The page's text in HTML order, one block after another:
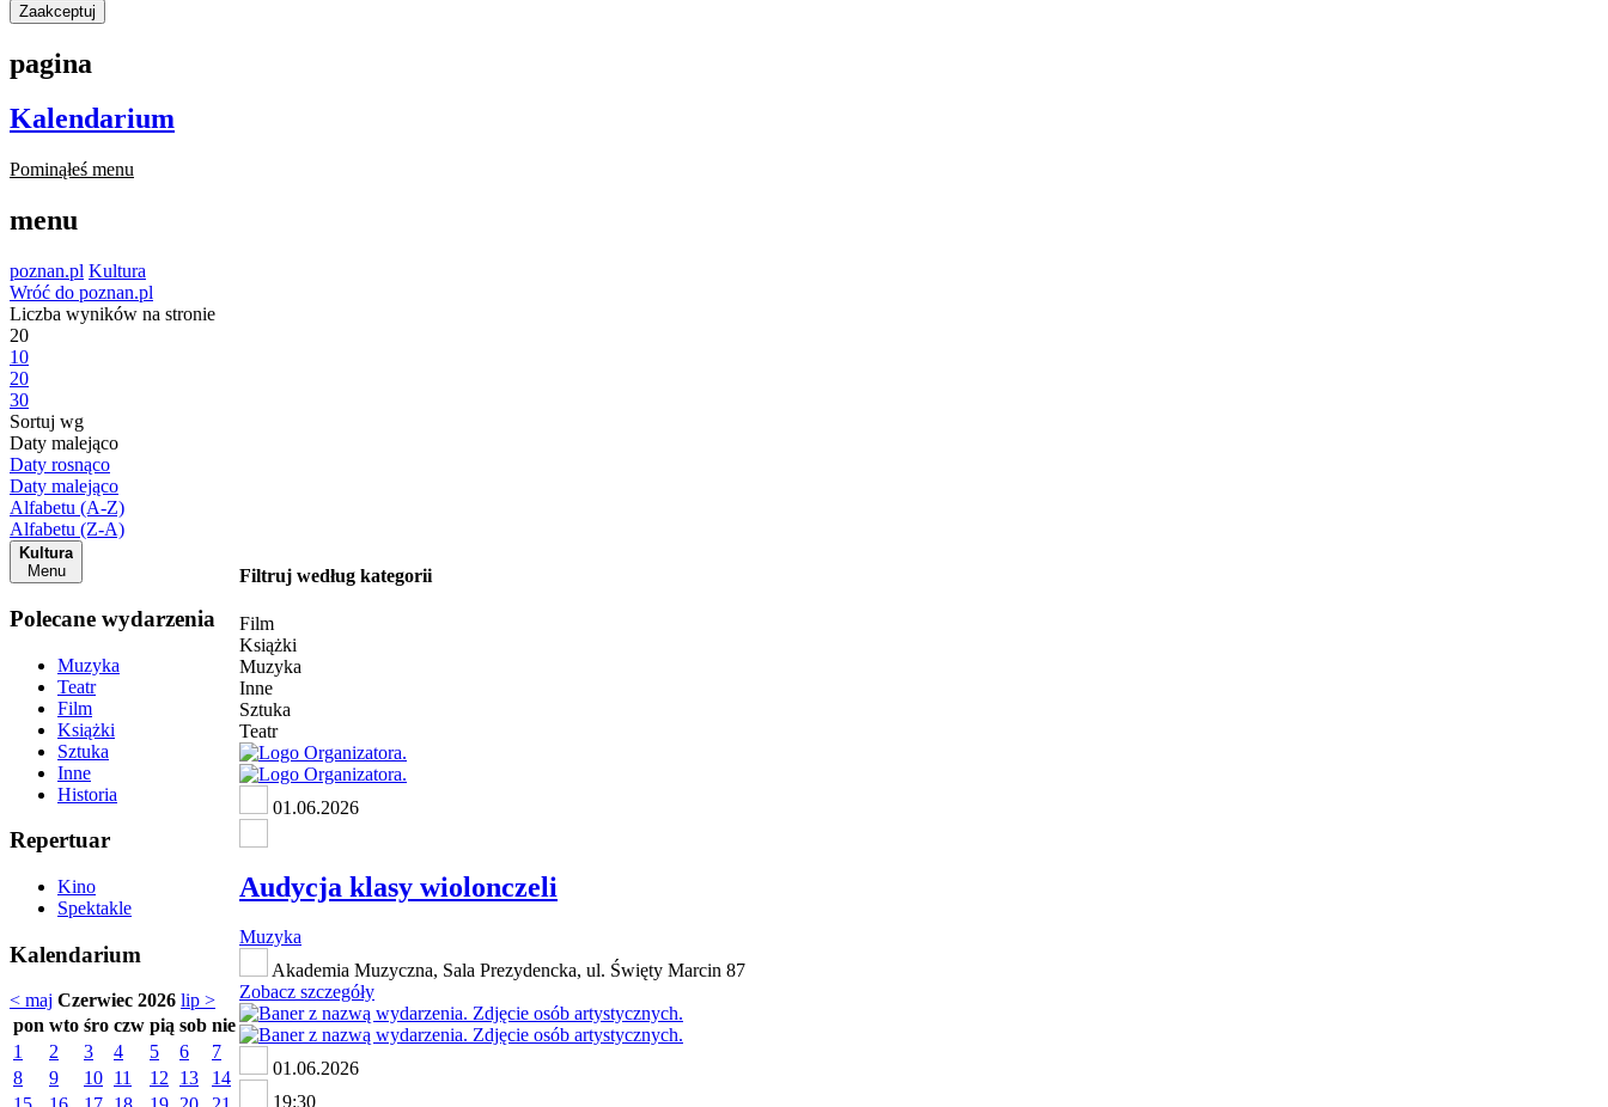
Zaakceptuj
pagina
Kalendarium
Pominąłeś menu
menu
poznan.pl Kultura
Wróć do poznan.pl
Liczba wyników na stronie
20
10
20
30
Sortuj wg
Daty malejąco
Daty rosnąco
Daty malejąco
Alfabetu (A-Z)
Alfabetu (Z-A)
Kultura
Menu
Polecane wydarzenia
Muzyka
Teatr
Film
Książki
Sztuka
Inne
Historia
Repertuar
Kino
Spektakle
Kalendarium
< maj Czerwiec 2026 lip >
pon wto śro czw pią sob nie
1
2 3 4 5 6
7
8
9 10 11 12 13
14
Filtruj według kategorii
Film
Książki
Muzyka
Inne
Sztuka
Teatr
01.06.2026
Audycja klasy wiolonczeli
Muzyka
Akademia Muzyczna, Sala Prezydencka, ul. Święty Marcin 87
Zobacz szczegóły
01.06.2026
19:30